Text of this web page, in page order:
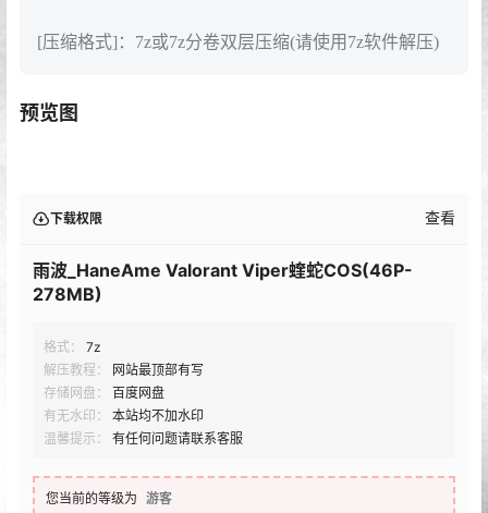
[压缩格式]：7z或7z分卷双层压缩(请使用7z软件解压)
预览图
下载权限 查看
雨波_HaneAme Valorant Viper蝰蛇COS(46P-
278MB)
格式：
7z
解压教程：
网站最顶部有写
存储网盘：
百度网盘
有无水印：
本站均不加水印
温馨提示：
有任何问题请联系客服
您当前的等级为 游客